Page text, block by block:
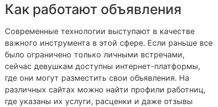
Как работают объявления
Современные технологии выступают в качестве
важного инструмента в этой сфере. Если раньше все
было ограничено только личными встречами,
сейчас девушкам доступны интернет-платформы,
где они могут разместить свои объявления. На
различных сайтах можно найти профили работниц,
где указаны их услуги, расценки и даже отзывы